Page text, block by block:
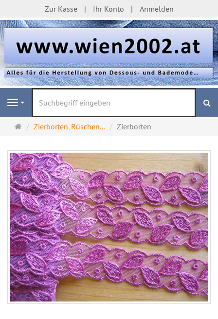
Zur Kasse Ihr Konto Anmelden
Navigation
Startseite
Zierborten, Rüschen... Zierborten